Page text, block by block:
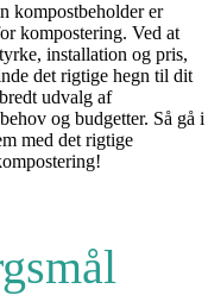
kompostbeholder er
kompostering. Ved at
installation og pris,
det rigtige hegn til dit
udvalg af
og budgetter. Så gå i
med det rigtige